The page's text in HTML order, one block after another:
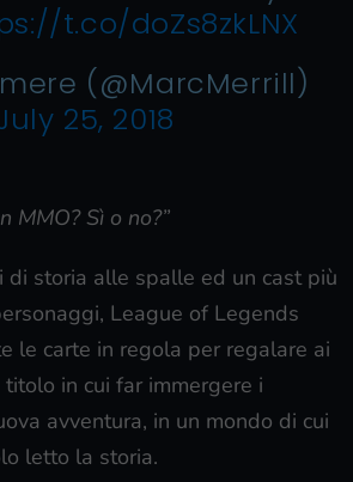
t.co/doZs8zkLNX
(@MarcMerrill)
25, 2018
MMO? Sì o no?”
di storia alle spalle ed un cast più
League of Legends
le carte in regola per regalare ai
in cui far immergere i
avventura, in un mondo di cui
letto la storia.